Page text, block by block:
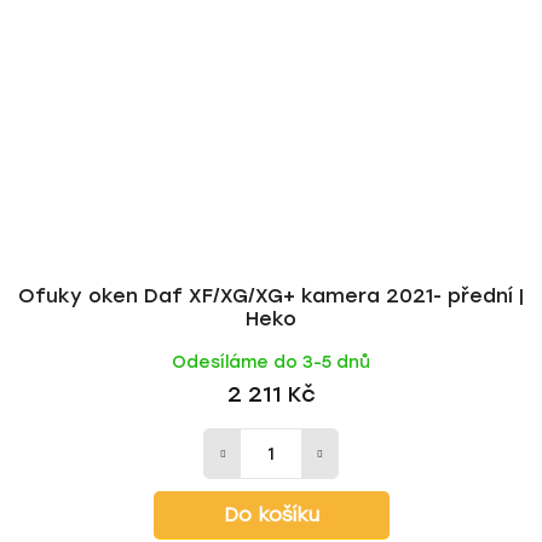
Ofuky oken Daf XF/XG/XG+ kamera 2021- přední |
Heko
Odesíláme do 3-5 dnů
2 211 Kč
Do košíku